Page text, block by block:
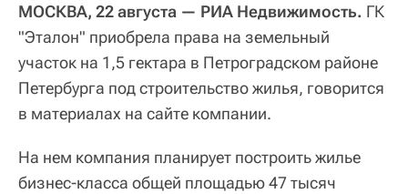
МОСКВА, 22 августа — РИА Недвижимость. ГК
"Эталон" приобрела права на земельный
участок на 1,5 гектара в Петроградском районе
Петербурга под строительство жилья, говорится
в материалах на сайте компании.
На нем компания планирует построить жилье
бизнес-класса общей площадью 47 тысяч